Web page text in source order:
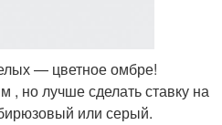
— цветное омбре!
но лучше сделать ставку на
или серый.